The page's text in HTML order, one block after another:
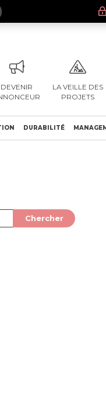
DEVENIR
LA VEILLE DES
PROJETS
DURABILITÉ
Chercher